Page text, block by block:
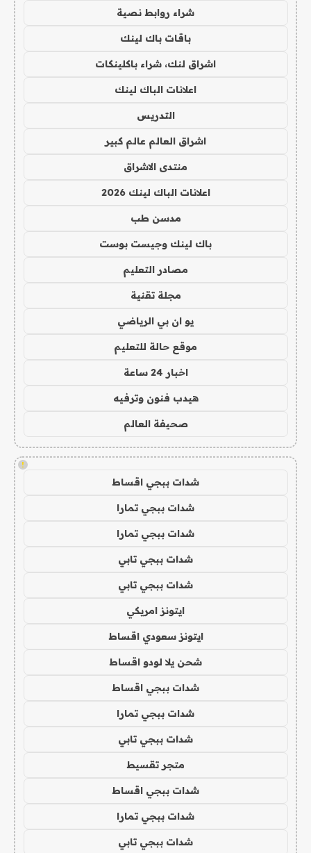
شراء روابط نصية
باقات باك لينك
اشراق لنك، شراء باكلينكات
اعلانات الباك لينك
التدريس
اشراق العالم عالم كبير
منتدى الاشراق
اعلانات الباك لينك 2026
مدسن طب
باك لينك وجيست بوست
مصادر التعليم
مجلة تقنية
يو ان بي الرياضي
موقع حالة للتعليم
اخبار 24 ساعة
هيدب فنون وترفيه
صحيفة العالم
!
شدات ببجي اقساط
شدات ببجي تمارا
شدات ببجي تمارا
شدات ببجي تابي
شدات ببجي تابي
ايتونز امريكي
ايتونز سعودي اقساط
شحن يلا لودو اقساط
شدات ببجي اقساط
شدات ببجي تمارا
شدات ببجي تابي
متجر تقسيط
شدات ببجي اقساط
شدات ببجي تمارا
شدات ببجي تابي